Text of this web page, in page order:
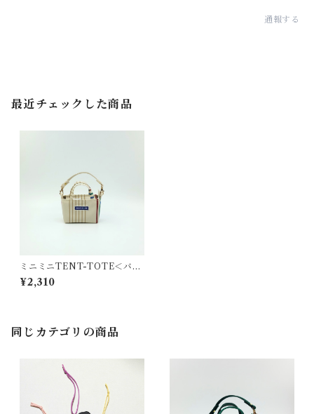
通報する
最近チェックした商品
ミニミニTENT-TOTE＜バッ
グチャーム＞K-0559
¥2,310
同じカテゴリの商品